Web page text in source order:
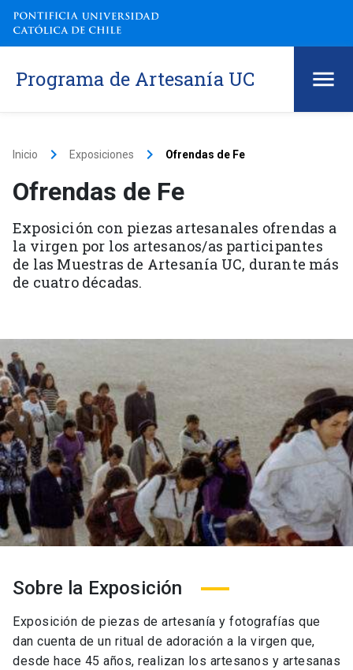
Programa de Artesanía UC
Inicio keyboard_arrow_right Exposiciones keyboard_arrow_right Ofrendas de Fe
Ofrendas de Fe
Exposición con piezas artesanales ofrendas a
la virgen por los artesanos/as participantes
de las Muestras de Artesanía UC, durante más
de cuatro décadas.
Sobre la Exposición
Exposición de piezas de artesanía y fotografías que
dan cuenta de un ritual de adoración a la virgen que,
desde hace 45 años, realizan los artesanos y artesanas